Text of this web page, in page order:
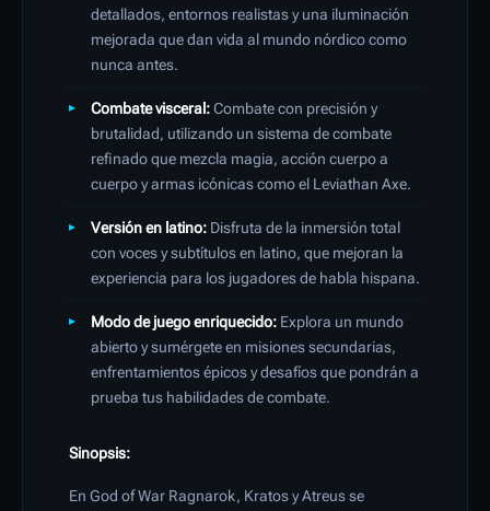
detallados, entornos realistas y una iluminación
mejorada que dan vida al mundo nórdico como
nunca antes.
Combate visceral:Combate con precisión y
brutalidad, utilizando un sistema de combate
refinado que mezcla magia, acción cuerpo a
cuerpo y armas icónicas como el Leviathan Axe.
Versión en latino: Disfruta de la inmersión total
con voces y subtítulos en latino, que mejoran la
experiencia para los jugadores de habla hispana.
Modo de juego enriquecido: Explora un mundo
abierto y sumérgete en misiones secundarias,
enfrentamientos épicos y desafíos que pondrán a
prueba tus habilidades de combate.
Sinopsis:
En God of War Ragnarok, Kratos y Atreus se